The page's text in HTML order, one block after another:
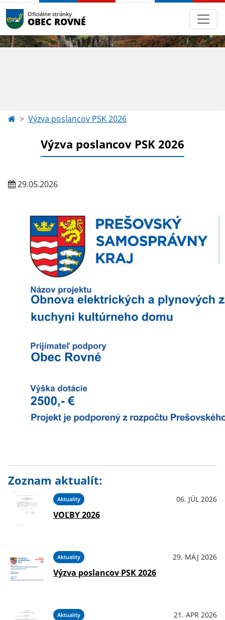
Oficiálne stránky
OBEC ROVNÉ
Výzva poslancov PSK 2026
Výzva poslancov PSK 2026
29.05.2026
Zoznam aktualít:
Aktuality 06. JÚL 2026
VOĽBY 2026
Aktuality 29. MÁJ 2026
Výzva poslancov PSK 2026
Aktuality 21. APR 2026